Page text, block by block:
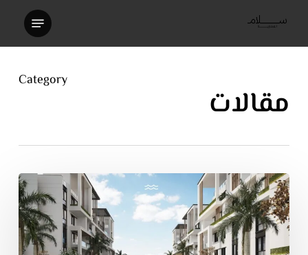
main
Category
مقالات